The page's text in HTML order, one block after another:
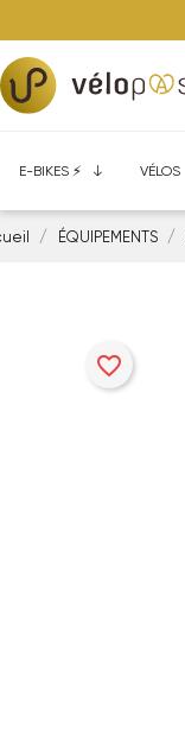
E-BIKES ⚡️ VÉLOS
ÉQUIPEMENTS
favorite_border